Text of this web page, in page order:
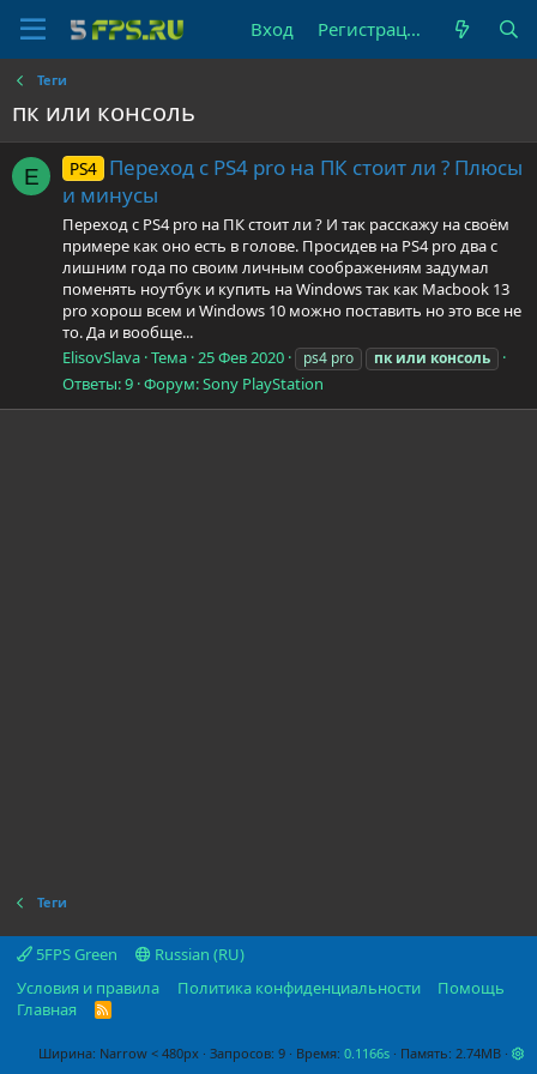
Вход Регистрация
Теги
пк или консоль
E PS4 Переход с PS4 pro на ПК стоит ли ? Плюсы
и минусы
Переход с PS4 pro на ПК стоит ли ? И так расскажу на своём
примере как оно есть в голове. Просидев на PS4 pro два с
лишним года по своим личным соображениям задумал
поменять ноутбук и купить на Windows так как Macbook 13
pro хорош всем и Windows 10 можно поставить но это все не
то. Да и вообще...
ElisovSlava Тема 25 Фев 2020 ps4 pro пк или консоль
Ответы: 9 Форум:Sony PlayStation
Теги
5FPS Green
Russian (RU)
Условия и правила
Политика конфиденциальности
Помощь
Главная
R
Ширина Запросов 9 Время 0.1166s Память 2.74MB